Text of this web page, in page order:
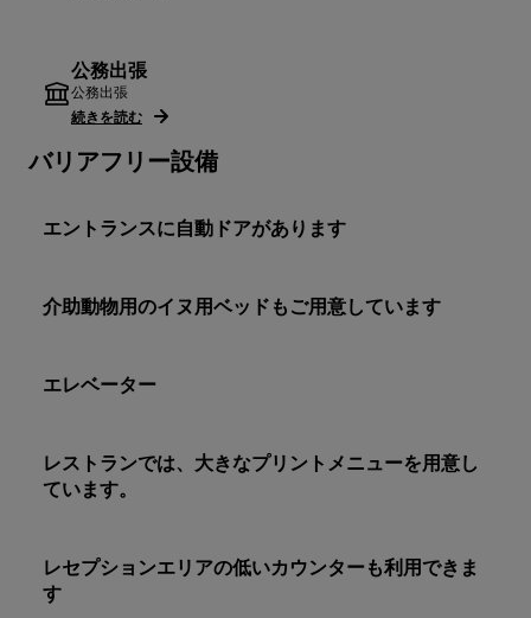
公務出張
公務出張
続きを読む
バリアフリー設備
エントランスに自動ドアがあります
介助動物用のイヌ用ベッドもご用意しています
エレベーター
レストランでは、大きなプリントメニューを用意し
ています。
レセプションエリアの低いカウンターも利用できま
す